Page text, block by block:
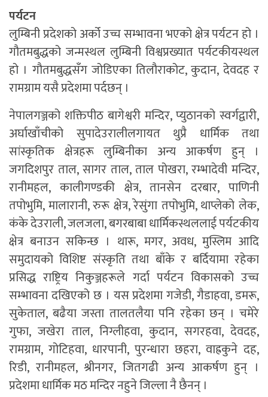
पर्यटन
लुम्बिनी प्रदेशको अर्को उच्च सम्भावना भएको क्षेत्र पर्यटन हो ।
गौतमबुद्धको जन्मस्थल लुम्बिनी विश्वप्रख्यात पर्यटकीयस्थल
हो । गौतमबुद्धसँग जोडिएका तिलौराकोट, कुदान, देवदह र
रामग्राम यसै प्रदेशमा पर्दछन् ।
नेपालगञ्जको शक्तिपीठ बागेश्वरी मन्दिर, प्युठानको स्वर्गद्वारी,
अर्घाखाँचीको सुपादेउरालीलगायत थुप्रै धार्मिक तथा
सांस्कृतिक क्षेत्रहरू लुम्बिनीका अन्य आकर्षण हुन् ।
जगदिशपुर ताल, सागर ताल, ताल पोखरा, रम्भादेवी मन्दिर,
रानीमहल, कालीगण्डकी क्षेत्र, तानसेन दरबार, पाणिनी
तपोभुमि, मालारानी, रुरू क्षेत्र, रेसुंगा तपोभुमि, थाप्लेको लेक,
कंके देउराली, जलजला, बगरबाबा धार्मिकस्थललाई पर्यटकीय
क्षेत्र बनाउन सकिन्छ । थारू, मगर, अवध, मुस्लिम आदि
समुदायको विशिष्ट संस्कृति तथा बाँके र बर्दियामा रहेका
प्रसिद्ध राष्ट्रिय निकुञ्जहरूले गर्दा पर्यटन विकासको उच्च
सम्भावना दखिएको छ । यस प्रदेशमा गजेडी, गैडाहवा, डमरू,
सुकेताल, बढैया जस्ता तालतलैया पनि रहेका छन् । चमेरे
गुफा, जखेरा ताल, निग्लीहवा, कुदान, सगरहवा, देवदह,
रामग्राम, गोटिहवा, धारपानी, पुरन्धारा छहरा, वाह्रकुने दह,
रिडी, रानीमहल, श्रीनगर, जितगढी अन्य आकर्षण हुन् ।
प्रदेशमा धार्मिक मठ मन्दिर नहुने जिल्ला नै छैनन् ।